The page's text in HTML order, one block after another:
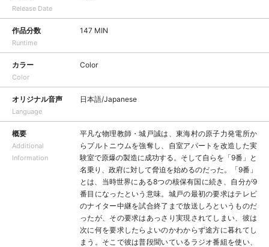
Release Date
作品分数
Runtime
147 MIN
カラー
Color
Color
オリジナル音声
Language
日本語/Japanese
概要
Additional
Information
平凡な物理教師・城戸誠は、東海村の原子力発電所か
らプルトニウムを強奪し、自室アパートを改造した実
験室で原爆の製造に成功する。そして自らを「9番」と
名乗り、政府に対して脅迫を始めるのだった。「9番」
とは、当時世界にある8つの核保有国に続き、自分が9
番目になったという意味。城戸の最初の要求はテレビ
のナイター中継を試合終了まで放送しろというものだ
ったが、その要求はあっさり実現されてしまい、彼は
次に何を要求したらよいのかわからず途方に暮れてし
まう。そこで彼は普段聞いているラジオ番組を使い、